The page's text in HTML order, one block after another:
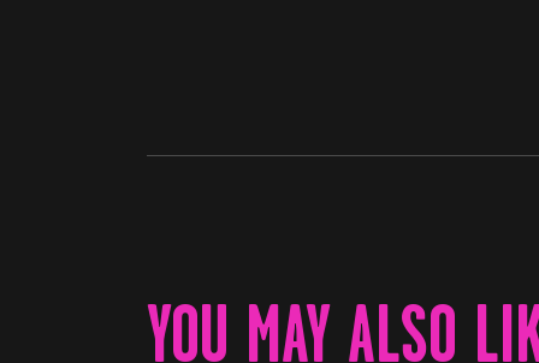
YOU MAY ALSO